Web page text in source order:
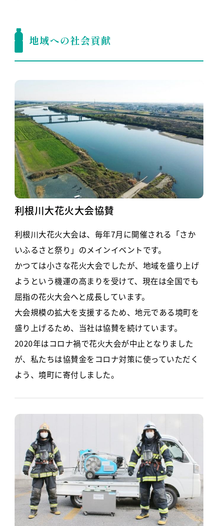
地域への社会貢献
利根川大花火大会協賛
利根川大花火大会は、毎年7月に開催される「さか
いふるさと祭り」のメインイベントです。
かつては小さな花火大会でしたが、地域を盛り上げ
ようという機運の高まりを受けて、現在は全国でも
屈指の花火大会へと成長しています。
大会規模の拡大を支援するため、地元である境町を
盛り上げるため、当社は協賛を続けています。
2020年はコロナ禍で花火大会が中止となりました
が、私たちは協賛金をコロナ対策に使っていただく
よう、境町に寄付しました。